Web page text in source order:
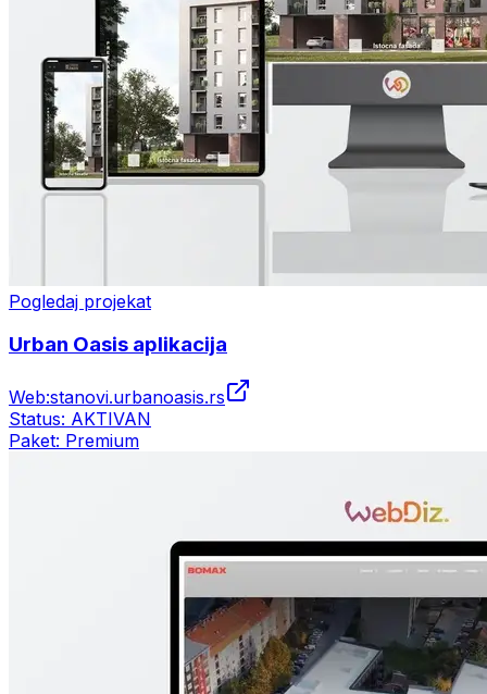
Pogledaj projekat
Urban Oasis aplikacija
Web:stanovi.urbanoasis.rs
Status: AKTIVAN
Paket: Premium